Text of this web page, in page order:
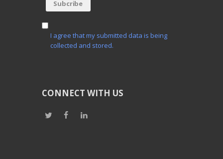
I agree that my submitted data is being
collected and stored.
CONNECT WITH US